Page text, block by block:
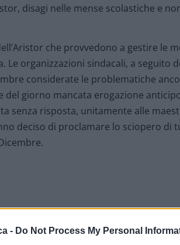
- Do Not Process My Personal
che provvedono a gestire le
organizzazioni sindacali, a seguito
considerate le problematiche
del giorno mancata erogazione
senza risposta, unitamente alle
deciso di proclamare lo sciopero di